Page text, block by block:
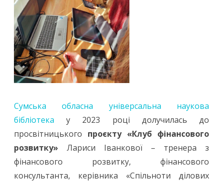
Сумська обласна універсальна наукова
бібліотека у 2023 році долучилась до
просвітницького проєкту «Клуб фінансового
розвитку» Лариси Іванкової – тренера з
фінансового розвитку, фінансового
консультанта, керівника «Спільноти ділових